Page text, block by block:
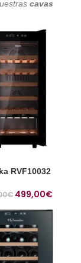
cavas
RVF10032
€ 499,00€